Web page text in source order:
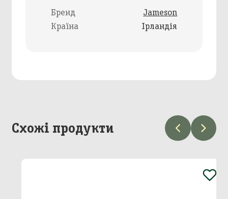
Бренд
Jameson
Країна
Ірландія
Схожі продукти